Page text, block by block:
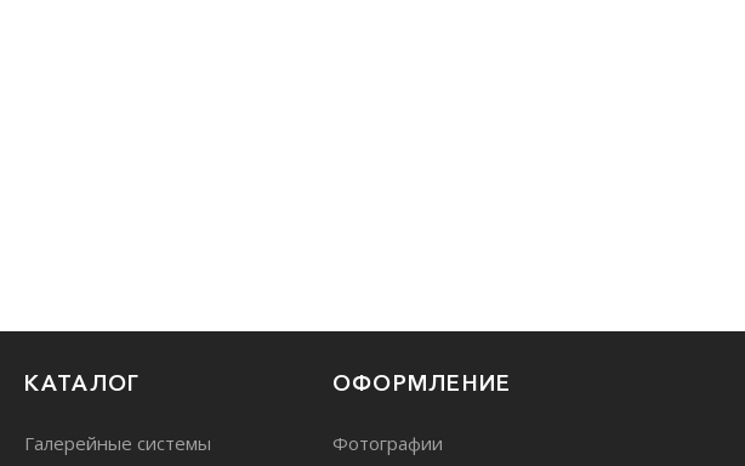
КАТАЛОГ
Галерейные системы
ОФОРМЛЕНИЕ
Фотографии